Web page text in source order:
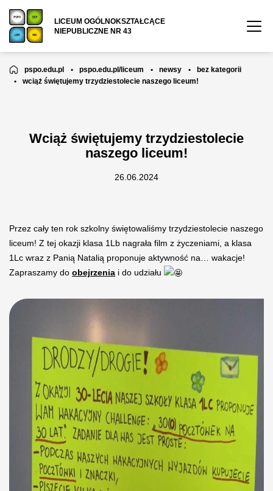
LICEUM OGÓLNOKSZTAŁCĄCE
NIEPUBLICZNE NR 43
pspo.edu.pl • pspo.edu.pl/liceum • newsy •
bez kategorii
•
wciąż świętujemy trzydziestolecie naszego liceum!
Wciąż świętujemy trzydziestolecie
naszego liceum!
26.06.2024
Przez cały ten rok szkolny świętowaliśmy trzydziestolecie naszego
liceum! Z tej okazji klasa 1Lb nagrała film z życzeniami, a klasa
1Lc wraz z Panią Natalią proponuje aktywność na… wakacje!
Zapraszamy do obejrzenia i do udziału